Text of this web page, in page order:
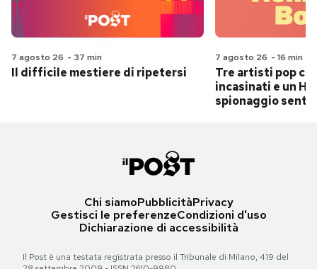
7 agosto 26 - 37 min
Il difficile mestiere di ripetersi
7 agosto 26 - 16 min
Tre artisti pop
incasinati e un
spionaggio
Chi siamoPubblicitàPrivacy
Gestisci le preferenzeCondizioni d'uso
Dichiarazione di accessibilità
Il Post è una testata registrata presso il Tribunale di Milano, 419 del